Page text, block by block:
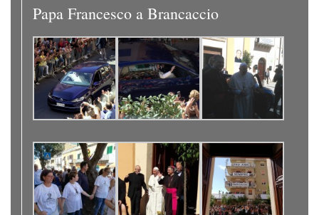
Papa Francesco a Brancaccio